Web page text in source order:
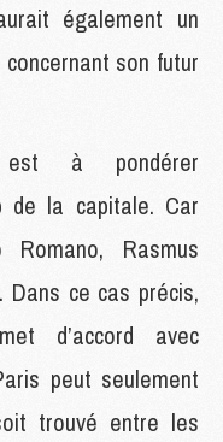
également un
son futur
est à pondérer
de la capitale. Car
Romano, Rasmus
Dans ce cas précis,
d’accord avec
peut seulement
trouvé entre les